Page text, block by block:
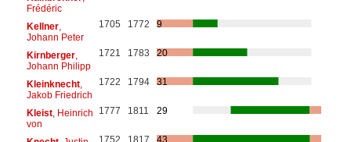
Frédéric
Kellner,
Johann Peter
1705 1772 9
Kirnberger,
Johann Philipp
1721 1783 20
Kleinknecht,
Jakob Friedrich
1722 1794 31
Kleist, Heinrich
von
1777 1811 29
1752 1817 43